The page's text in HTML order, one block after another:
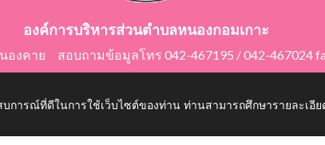
องค์การบริหารส่วนตำบลหนองกอมเกาะ
องคาย สอบถามข้อมูลโทร 042-467195 / 042-467024
การณ์ที่ดีในการใช้เว็บไซต์ของท่าน ท่านสามารถศึกษารายละเอี